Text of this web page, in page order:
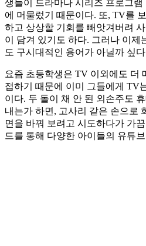
생들이 드라마나 시리즈 프로그
에 머물렀기 때문이다. 또, TV를
하고 상상할 기회를 빼앗겨버려
이 담겨 있기도 하다. 그러나 이제
도 구시대적인 용어가 아닐까 싶
요즘 초등학생은 TV 이외에도 더
접하기 때문에 이미 그들에게 TV
이다. 두 돌이 채 안 된 외손주도
내는가 하면, 고사리 같은 손으로
면을 바꿔 보려고 시도하다가 가
드를 통해 다양한 아이들의 유튜